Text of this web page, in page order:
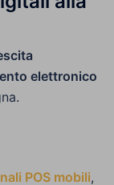
elettronico
POS mobili,